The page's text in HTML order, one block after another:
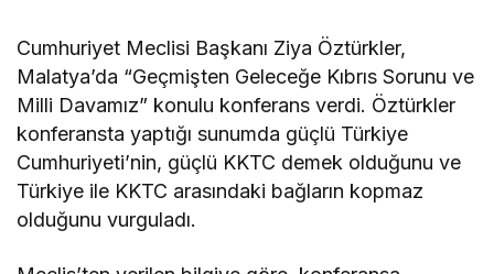
Cumhuriyet Meclisi Başkanı Ziya Öztürkler,
Malatya’da “Geçmişten Geleceğe Kıbrıs Sorunu ve
Milli Davamız” konulu konferans verdi. Öztürkler
konferansta yaptığı sunumda güçlü Türkiye
Cumhuriyeti’nin, güçlü KKTC demek olduğunu ve
Türkiye ile KKTC arasındaki bağların kopmaz
olduğunu vurguladı.